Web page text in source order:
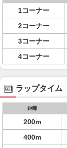
1コーナー
2コーナー
3コーナー
4コーナー
ラップタイム
距離
200m
400m